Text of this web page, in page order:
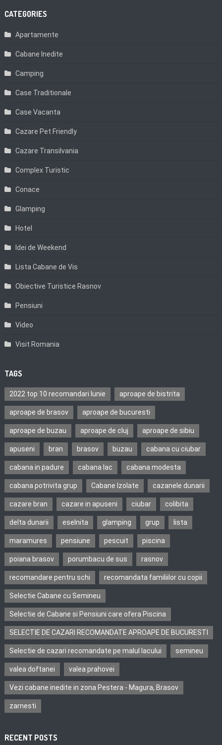
CATEGORIES
Apartamente
Cabane Inedite
Camping
Case Traditionale
Case Vacanta
Cazare Pet Friendly
Cazare Transilvania
Complex Turistic
Conace
Glamping
Hotel
Idei de Weekend
Lista Cabane de Vis
Obiective Turistice Rasnov
Pensiuni
Video
Visit Romania
TAGS
2022 top 10 recomandari Iunie aproape de bistrita
aproape de brasov aproape de bucuresti
aproape de buzau aproape de cluj aproape de sibiu
apuseni bran brasov buzau cabana cu ciubar
cabana in padure cabana lac cabana modesta
cabana potrivita grup Cabane Izolate cazanele dunarii
cazare bran cazare in apuseni ciubar colibita
delta dunarii eselnita glamping grup lista
maramures pensiune pescuit piscina
poiana brasov porumbacu de sus rasnov
recomandare pentru schi recomandata familiilor cu copii
Selectie Cabane cu Semineu
Selectie de Cabane si Pensiuni care ofera Piscina
SELECTIE DE CAZARI RECOMANDATE APROAPE DE BUCURESTI
Selectie de cazari recomandate pe malul lacului semineu
valea doftanei valea prahovei
Vezi cabane inedite in zona Pestera - Magura, Brasov
zarnesti
RECENT POSTS